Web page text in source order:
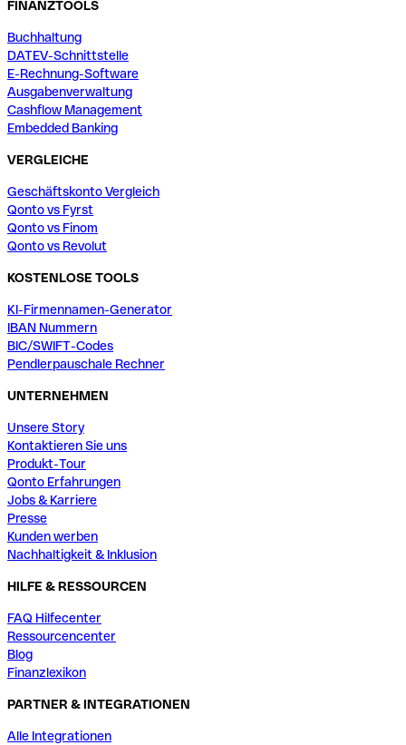
FINANZTOOLS
Buchhaltung
DATEV-Schnittstelle
E-Rechnung-Software
Ausgabenverwaltung
Cashflow Management
Embedded Banking
VERGLEICHE
Geschäftskonto Vergleich
Qonto vs Fyrst
Qonto vs Finom
Qonto vs Revolut
KOSTENLOSE TOOLS
KI-Firmennamen-Generator
IBAN Nummern
BIC/SWIFT-Codes
Pendlerpauschale Rechner
UNTERNEHMEN
Unsere Story
Kontaktieren Sie uns
Produkt-Tour
Qonto Erfahrungen
Jobs & Karriere
Presse
Kunden werben
Nachhaltigkeit & Inklusion
HILFE & RESSOURCEN
FAQ Hilfecenter
Ressourcencenter
Blog
Finanzlexikon
PARTNER & INTEGRATIONEN
Alle Integrationen